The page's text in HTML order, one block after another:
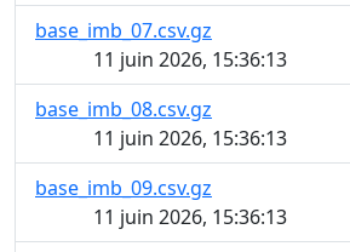
base_imb_07.csv.gz
11 juin 2026, 15:36:13
base_imb_08.csv.gz
11 juin 2026, 15:36:13
base_imb_09.csv.gz
11 juin 2026, 15:36:13